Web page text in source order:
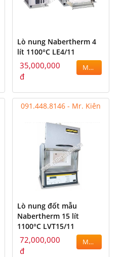
Lò nung Nabertherm 4
lít 1100°C LE4/11
35,000,000
đ
MUA
091.448.8146 - Mr. Kiên
Lò nung đốt mẫu
Nabertherm 15 lít
1100°C LVT15/11
72,000,000
đ
MUA